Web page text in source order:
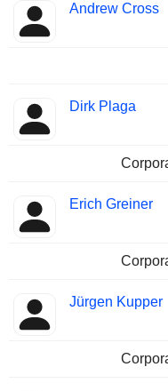
Andrew Cross
Dirk Plaga
Erich Greiner
Jürgen Kupper